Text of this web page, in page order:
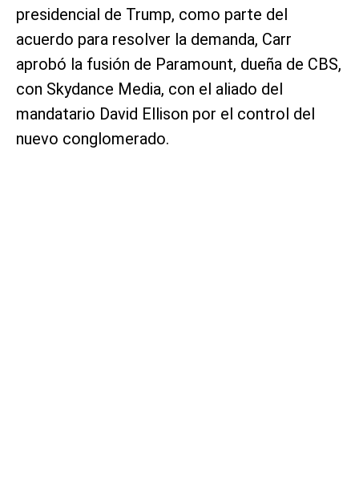
presidencial de Trump, como parte del
acuerdo para resolver la demanda, Carr
aprobó la fusión de Paramount, dueña de CBS,
con Skydance Media, con el aliado del
mandatario David Ellison por el control del
nuevo conglomerado.